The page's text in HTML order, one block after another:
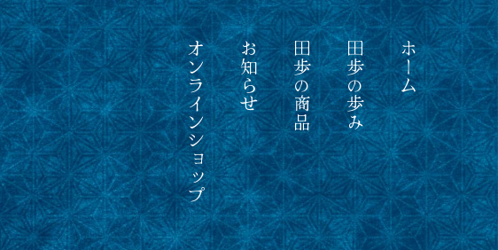
ホーム
田歩の歩み
田歩の商品
お知らせ
オンラインショップ